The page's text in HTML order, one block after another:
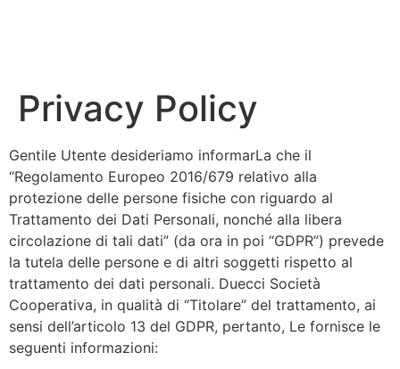
Privacy Policy
Gentile Utente desideriamo informarLa che il
“Regolamento Europeo 2016/679 relativo alla
protezione delle persone fisiche con riguardo al
Trattamento dei Dati Personali, nonché alla libera
circolazione di tali dati” (da ora in poi “GDPR”) prevede
la tutela delle persone e di altri soggetti rispetto al
trattamento dei dati personali. Duecci Società
Cooperativa, in qualità di “Titolare” del trattamento, ai
sensi dell’articolo 13 del GDPR, pertanto, Le fornisce le
seguenti informazioni: